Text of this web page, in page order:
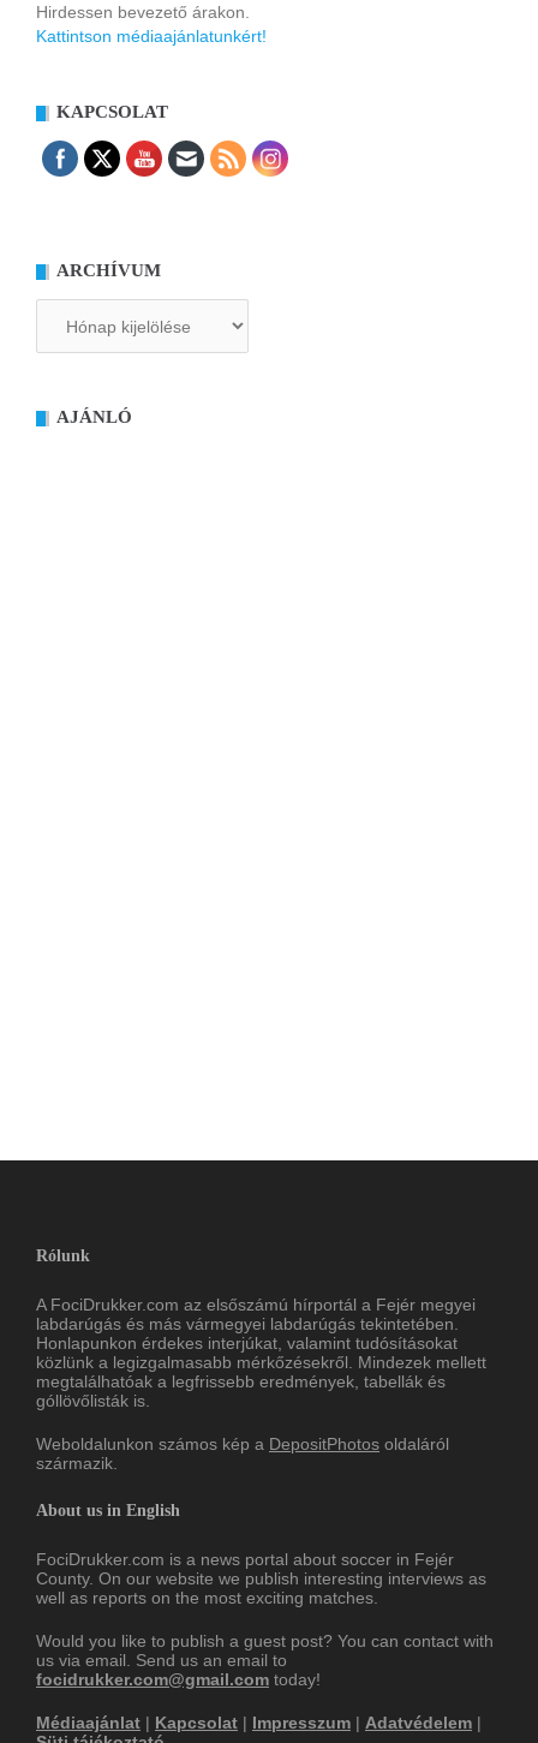
Hirdessen bevezető árakon.
Kattintson médiaajánlatunkért!
KAPCSOLAT
ARCHÍVUM
AJÁNLÓ
Rólunk
A FociDrukker.com az elsőszámú hírportál a Fejér megyei
labdarúgás és más vármegyei labdarúgás tekintetében.
Honlapunkon érdekes interjúkat, valamint tudósításokat
közlünk a legizgalmasabb mérkőzésekről. Mindezek mellett
megtalálhatóak a legfrissebb eredmények, tabellák és
góllövőlisták is.
Weboldalunkon számos kép a DepositPhotos oldaláról
származik.
About us in English
FociDrukker.com is a news portal about soccer in Fejér
County. On our website we publish interesting interviews as
well as reports on the most exciting matches.
Would you like to publish a guest post? You can contact with
us via email. Send us an email to
focidrukker.com@gmail.com today!
Médiaajánlat | Kapcsolat | Impresszum | Adatvédelem |